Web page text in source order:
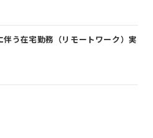
う在宅勤務（リモートワーク）実